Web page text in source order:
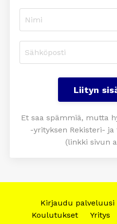
Liityn
Et saa spämmiä, mutta
-yrityksen Rekisteri- ja
(linkki sivun
Kirjaudu palveluusi
Koulutukset
Yritys